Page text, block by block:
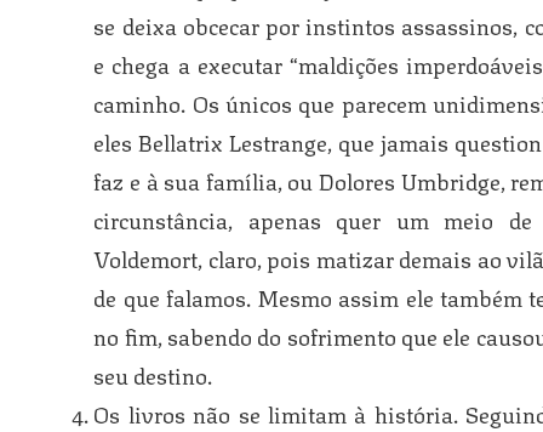
se deixa obcecar por instintos assassinos,
e chega a executar “maldições
caminho. Os únicos que parecem
eles Bellatrix Lestrange, que jamais
faz e à sua família, ou Dolores Umbridge,
circunstância, apenas quer um meio
Voldemort, claro, pois matizar demais ao
de que falamos. Mesmo assim ele também
no fim, sabendo do sofrimento que ele
seu destino.
Os livros não se limitam à história.